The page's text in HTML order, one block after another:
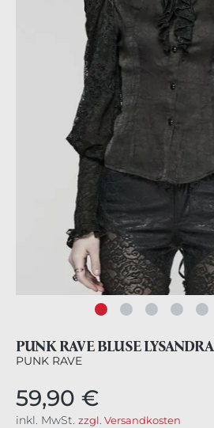
PUNK RAVE BLUSE LYSANDRA
PUNK RAVE
59,90 €
inkl. MwSt. zzgl. Versandkosten